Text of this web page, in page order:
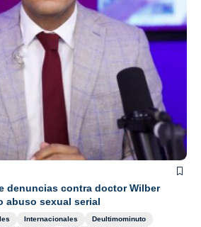
denuncias contra doctor Wilber
abuso sexual serial
Internacionales
Deultimominuto